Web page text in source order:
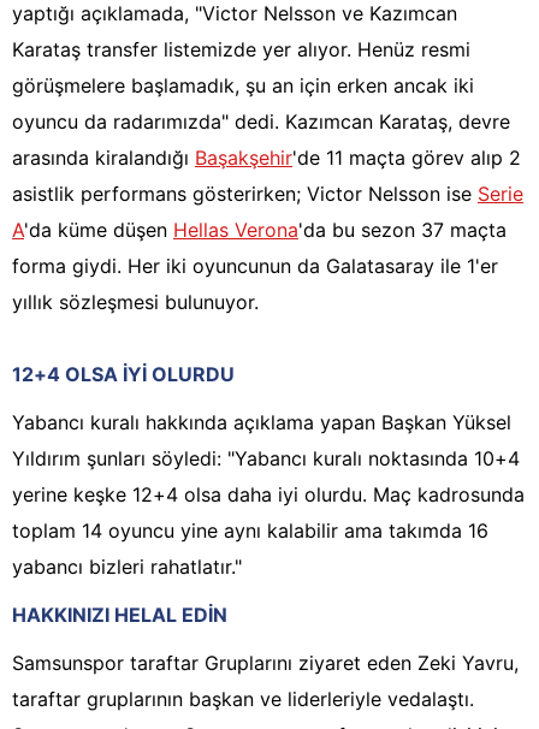
yaptığı açıklamada, "Victor Nelsson ve Kazımcan
Karataş transfer listemizde yer alıyor. Henüz resmi
görüşmelere başlamadık, şu an için erken ancak iki
oyuncu da radarımızda" dedi. Kazımcan Karataş, devre
arasında kiralandığı Başakşehir'de 11 maçta görev alıp 2
asistlik performans gösterirken; Victor Nelsson ise Serie
A'da küme düşen Hellas Verona'da bu sezon 37 maçta
forma giydi. Her iki oyuncunun da Galatasaray ile 1'er
yıllık sözleşmesi bulunuyor.
12+4 OLSA İYİ OLURDU
Yabancı kuralı hakkında açıklama yapan Başkan Yüksel
Yıldırım şunları söyledi: "Yabancı kuralı noktasında 10+4
yerine keşke 12+4 olsa daha iyi olurdu. Maç kadrosunda
toplam 14 oyuncu yine aynı kalabilir ama takımda 16
yabancı bizleri rahatlatır."
HAKKINIZI HELAL EDİN
Samsunspor taraftar Gruplarını ziyaret eden Zeki Yavru,
taraftar gruplarının başkan ve liderleriyle vedalaştı.